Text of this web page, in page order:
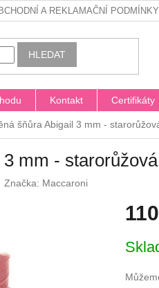
A REKLAMAČNÍ PODMÍNKY
HLEDAT
Kontakt Certifikáty
šňůra Abigail 3 mm -
mm -
Značka: Maccaroni
cena: